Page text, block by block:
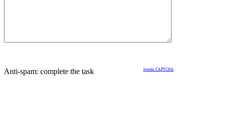
Anti-spam: complete the task Joomla CAPTCHA